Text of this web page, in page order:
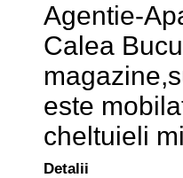
Agentie-
Calea
este
cheltuieli
Detalii